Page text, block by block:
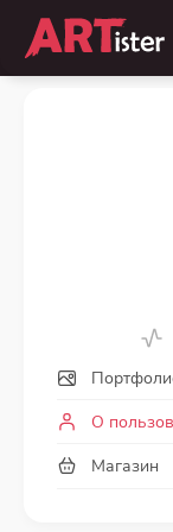
О
Магазин